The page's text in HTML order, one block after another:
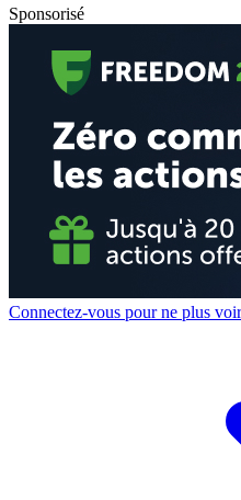
Sponsorisé
Connectez-vous pour ne plus